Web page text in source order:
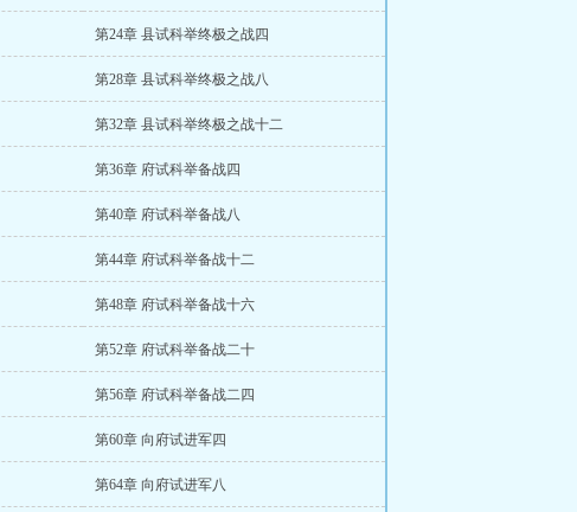
第24章 县试科举终极之战四
第28章 县试科举终极之战八
第32章 县试科举终极之战十二
第36章 府试科举备战四
第40章 府试科举备战八
第44章 府试科举备战十二
第48章 府试科举备战十六
第52章 府试科举备战二十
第56章 府试科举备战二四
第60章 向府试进军四
第64章 向府试进军八